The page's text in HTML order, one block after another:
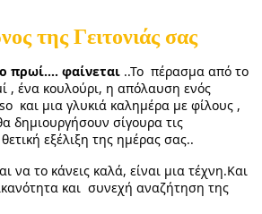
της Γειτονιάς σας
πρωί.... φαίνεται ..Το  πέρασμα από το
, ένα κουλούρι, η απόλαυση ενός
και μια γλυκιά καλημέρα με φίλους ,
δημιουργήσουν σίγουρα τις
εξέλιξη της ημέρας σας..
να το κάνεις καλά, είναι μια τέχνη.Και
και  συνεχή αναζήτηση της